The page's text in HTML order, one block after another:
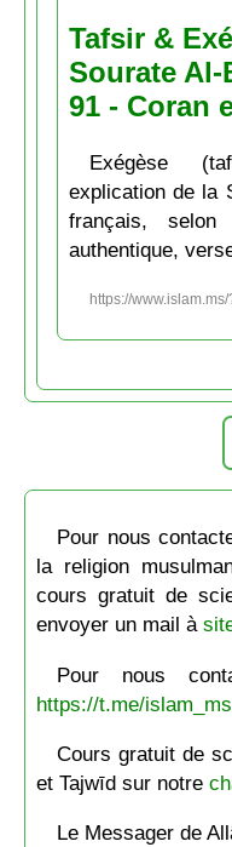
Tafsir &
Sourate Al-
91 - Coran
Exégèse
explication de la
français,
authentique,
https://
Pour nous
la religion
cours gratuit de
envoyer un mail à
Pour nous
https://t.me/islam_ms
Cours gratuit de
et Tajwīd sur notre